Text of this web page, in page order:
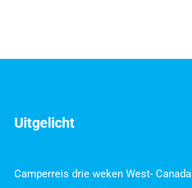
Uitgelicht
Camperreis drie weken West- Canada